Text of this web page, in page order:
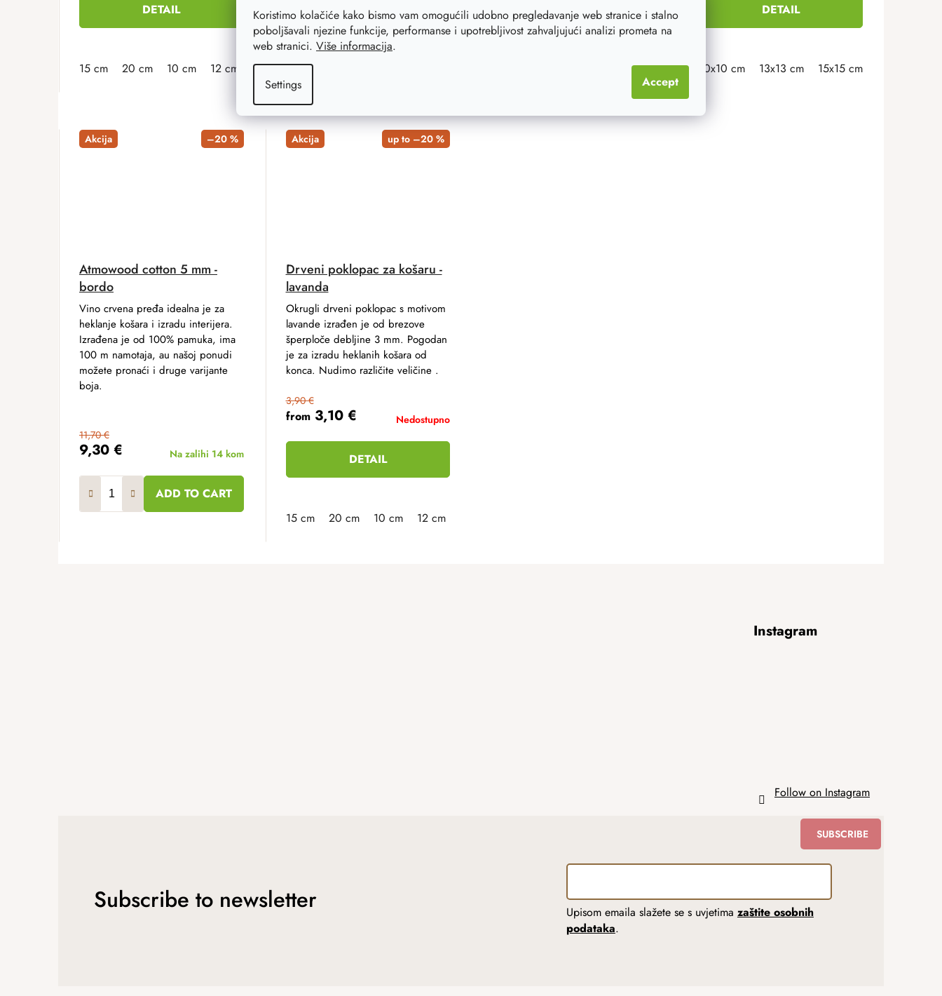
Koristimo kolačiće kako bismo vam omogućili udobno pregledavanje web stranice i stalno
poboljšavali njezine funkcije, performanse i upotrebljivost zahvaljujući analizi prometa na
web stranici. Više informacija.
Settings Accept
DETAIL
15 cm 20 cm 10 cm 12 cm 13 cm 16 cm 8 cm
ADD TO CART
DETAIL
3 mm 4 mm
DETAIL
10x10 cm 13x13 cm 15x15 cm
Akcija –20 %
Atmowood cotton 5 mm -
bordo
9,30 €
11,70 €
Na zalihi 14 kom
ADD TO CART
Vino crvena pređa idealna je za
heklanje košara i izradu interijera.
Izrađena je od 100% pamuka, ima
100 m namotaja, au našoj ponudi
možete pronaći i druge varijante
boja.
Akcija up to –20 %
Drveni poklopac za košaru -
lavanda
from3,10 €
3,90 €
Nedostupno
DETAIL
Okrugli drveni poklopac s motivom
lavande izrađen je od brezove
šperploče debljine 3 mm. Pogodan
je za izradu heklanih košara od
konca. Nudimo različite veličine .
15 cm 20 cm 10 cm 12 cm
Instagram
Follow on Instagram
Subscribe to newsletter Upisom emaila slažete se s uvjetima zaštite osobnih
podataka.
SUBSCRIBE